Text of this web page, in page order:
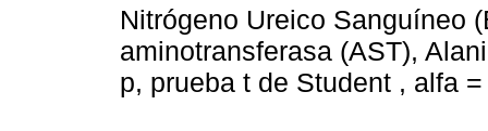
Nitrógeno Ureico Sanguíneo
aminotransferasa (AST),
p, prueba t de Student , alfa